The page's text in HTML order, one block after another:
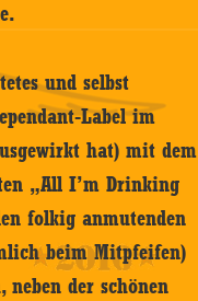
und selbst
Label im
hat) mit dem
„All I’m Drinking
folkig anmutenden
beim Mitpfeifen)
neben der schönen